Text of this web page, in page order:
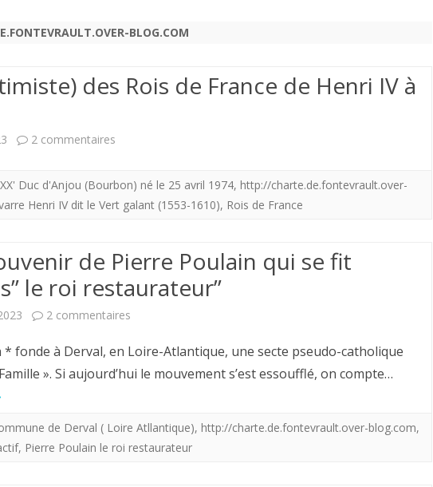
BLOG.COM
des Rois de France de Henri IV à
2 commentaires
(
Rois
à
Duc d'Anjou (Bourbon) né le 25 avril 1974, http://charte.de.fontevrault.over-
Henri IV dit le Vert galant (1553-1610), Rois de France
de Pierre Poulain qui se fit
le roi restaurateur”
2 commentaires
un
plus
* fonde à Derval, en Loire-Atlantique, une secte pseudo-catholique
». Si aujourd’hui le mouvement s’est essoufflé, on compte…
de Derval ( Loire Atllantique), http://charte.de.fontevrault.over-blog.com,
, Pierre Poulain le roi restaurateur